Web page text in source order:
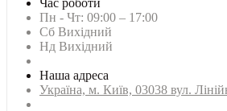
Час роботи
Пн - Чт: 09:00 – 17:00
Сб Вихідний
Нд Вихідний
Наша адреса
Українa, м. Київ, 03038 вул.